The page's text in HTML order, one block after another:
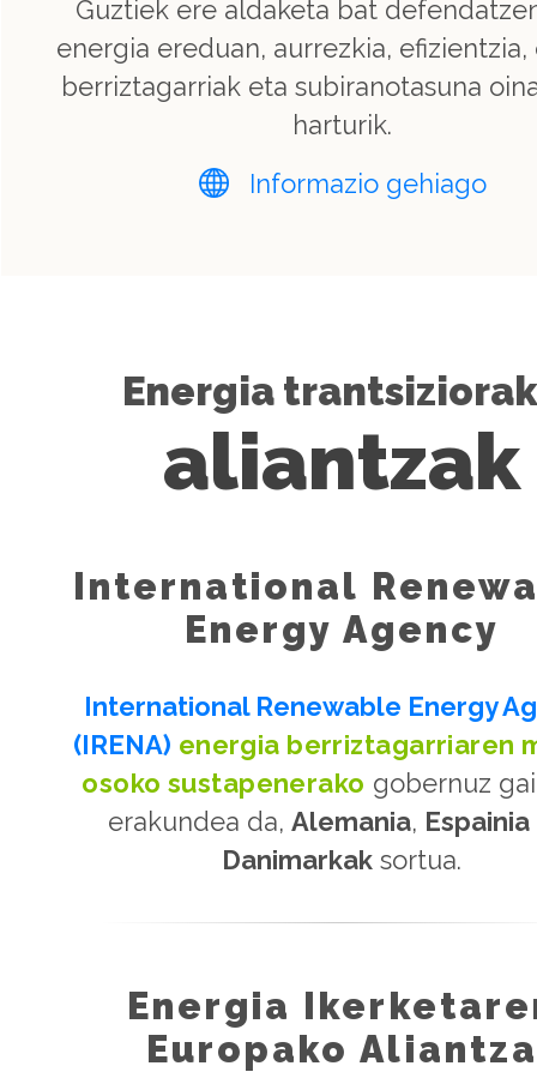
Guztiek ere aldaketa bat
energia ereduan, aurrezkia, efizientzia,
berriztagarriak eta subiranotasuna
harturik.
Informazio gehiago
Energia
aliantzak
International
Energy Agency
International Renewable Energy
(IRENA) energia berriztagarriaren
osoko sustapenerako gobernuz
erakundea da, Alemania, Espainia
Danimarkak sortua.
Energia
Europako Aliantza